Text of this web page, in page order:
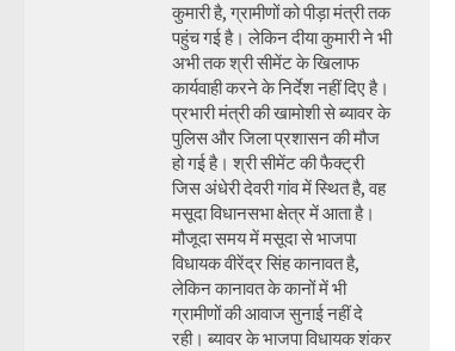
कुमारी है, ग्रामीणों को पीड़ा मंत्री तक
पहुंच गई है। लेकिन दीया कुमारी ने भी
अभी तक श्री सीमेंट के खिलाफ
कार्यवाही करने के निर्देश नहीं दिए है।
प्रभारी मंत्री की खामोशी से ब्यावर के
पुलिस और जिला प्रशासन की मौज
हो गई है। श्री सीमेंट की फैक्ट्री
जिस अंधेरी देवरी गांव में स्थित है, वह
मसूदा विधानसभा क्षेत्र में आता है।
मौजूदा समय में मसूदा से भाजपा
विधायक वीरेंद्र सिंह कानावत है,
लेकिन कानावत के कानों में भी
ग्रामीणों की आवाज सुनाई नहीं दे
रही। ब्यावर के भाजपा विधायक शंकर